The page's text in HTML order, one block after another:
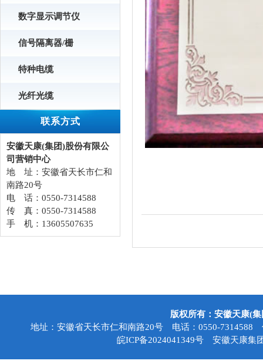
数字显示调节仪
信号隔离器/栅
特种电缆
光纤光缆
联系方式
安徽天康(集团)股份有限公
司营销中心
地 址：安徽省天长市仁和
南路20号
电 话：0550-7314588
传 真：0550-7314588
手 机：13605507635
版权所有：安徽天康(
地址：安徽省天长市仁和南路20号 电话：0550-
皖ICP备2024041349号
安徽天康集